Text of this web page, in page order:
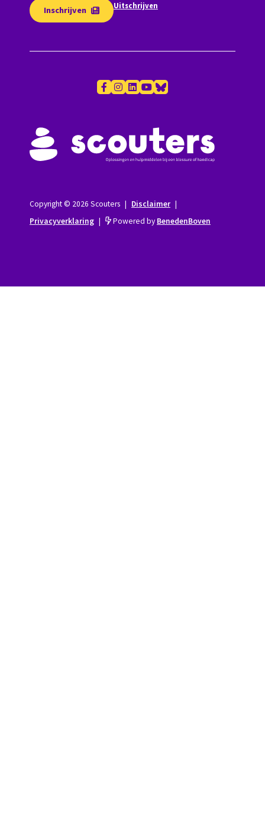
Inschrijven Uitschrijven
Copyright © 2026 Scouters | Disclaimer |
Privacyverklaring | Powered by BenedenBoven